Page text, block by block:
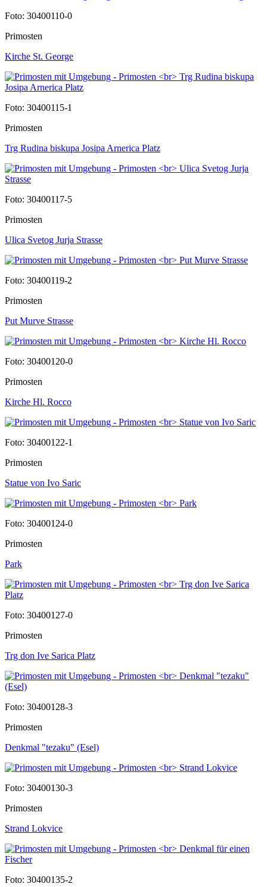
Foto: 30400110-0
Primosten
Kirche St. George
Foto: 30400115-1
Primosten
Trg Rudina biskupa Josipa Arnerica Platz
Foto: 30400117-5
Primosten
Ulica Svetog Jurja Strasse
Foto: 30400119-2
Primosten
Put Murve Strasse
Foto: 30400120-0
Primosten
Kirche Hl. Rocco
Foto: 30400122-1
Primosten
Statue von Ivo Saric
Foto: 30400124-0
Primosten
Park
Foto: 30400127-0
Primosten
Trg don Ive Sarica Platz
Foto: 30400128-3
Primosten
Denkmal "tezaku" (Esel)
Foto: 30400130-3
Primosten
Strand Lokvice
Foto: 30400135-2